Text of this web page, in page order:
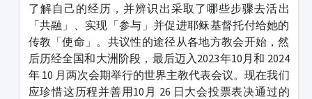
了解自己的经历，并辨识出采取了哪些步骤去活出
「共融」、实现「参与」并促进耶稣基督托付给她的
传教「使命」。共议性的途径从各地方教会开始，然
后历经全国和大洲阶段，最后迈入2023年10月和 2024
年 10 月两次会期举行的世界主教代表会议。现在我们
应珍惜这历程并善用10月 26 日大会投票表决通过的